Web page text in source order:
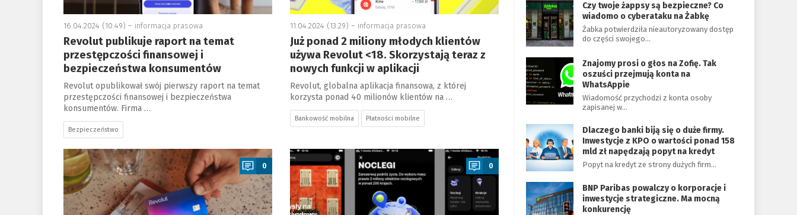
16.04.2024 (10:49) – informacja prasowa
Revolut publikuje raport na temat
przestępczości finansowej i
bezpieczeństwa konsumentów
Revolut opublikował swój pierwszy raport na temat
przestępczości finansowej i bezpieczeństwa
konsumentów. Firma …
Bezpieczeństwo
11.04.2024 (13:29) – informacja prasowa
Już ponad 2 miliony młodych klientów
używa Revolut <18. Skorzystają teraz z
nowych funkcji w aplikacji
Revolut, globalna aplikacja finansowa, z której
korzysta ponad 40 milionów klientów na …
Bankowość mobilna Płatności mobilne
a
0
a
0
Czy twoje żappsy są bezpieczne? Co
wiadomo o cyberataku na Żabkę
Żabka potwierdziła nieautoryzowany dostęp
do części swojego…
Znajomy prosi o głos na Zofię. Tak
oszuści przejmują konta na
WhatsAppie
Wiadomość przychodzi z konta osoby
zapisanej w…
Dlaczego banki biją się o duże firmy.
Inwestycje z KPO o wartości ponad 158
mld zł napędzają popyt na kredyt
Popyt na kredyt ze strony dużych firm…
BNP Paribas powalczy o korporacje i
inwestycje strategiczne. Ma mocną
konkurencję